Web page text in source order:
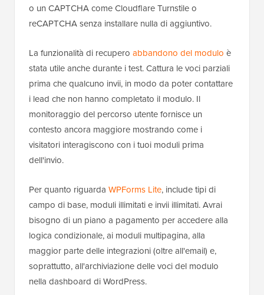
o un CAPTCHA come Cloudflare Turnstile o
reCAPTCHA senza installare nulla di aggiuntivo.
La funzionalità di recupero abbandono del modulo è
stata utile anche durante i test. Cattura le voci parziali
prima che qualcuno invii, in modo da poter contattare
i lead che non hanno completato il modulo. Il
monitoraggio del percorso utente fornisce un
contesto ancora maggiore mostrando come i
visitatori interagiscono con i tuoi moduli prima
dell'invio.
Per quanto riguarda WPForms Lite, include tipi di
campo di base, moduli illimitati e invii illimitati. Avrai
bisogno di un piano a pagamento per accedere alla
logica condizionale, ai moduli multipagina, alla
maggior parte delle integrazioni (oltre all'email) e,
soprattutto, all'archiviazione delle voci del modulo
nella dashboard di WordPress.